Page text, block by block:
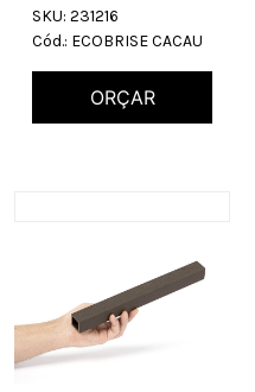
SKU: 231216
Cód.: ECOBRISE CACAU
ORÇAR